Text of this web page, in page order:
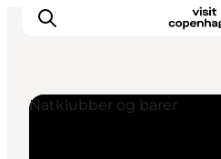
Natklubber og barer